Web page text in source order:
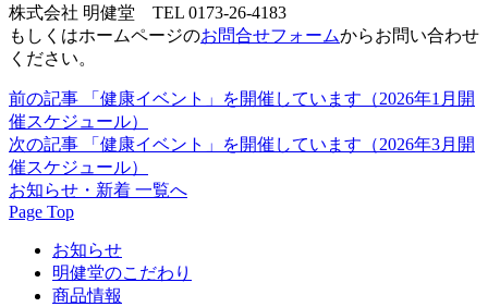
株式会社 明健堂 TEL 0173-26-4183
もしくはホームページのお問合せフォームからお問い合わせ
ください。
前の記事 「健康イベント」を開催しています（2026年1月開
催スケジュール）
次の記事 「健康イベント」を開催しています（2026年3月開
催スケジュール）
お知らせ・新着 一覧へ
Page Top
お知らせ
明健堂のこだわり
商品情報